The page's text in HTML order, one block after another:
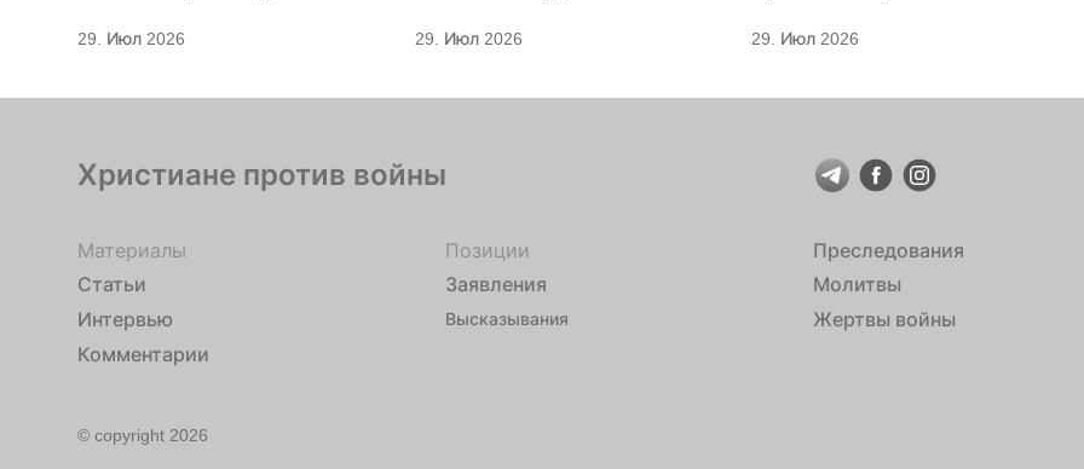
29. Июл 2026 29. Июл 2026 29. Июл 2026
Христиане против войны
Материалы
Статьи
Интервью
Комментарии
Позиции
Заявления
Высказывания
Преследования
Молитвы
Жертвы войны
© copyright 2026